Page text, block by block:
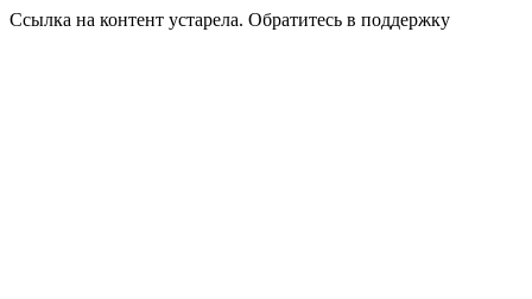
Ссылка на контент устарела. Обратитесь в поддержку